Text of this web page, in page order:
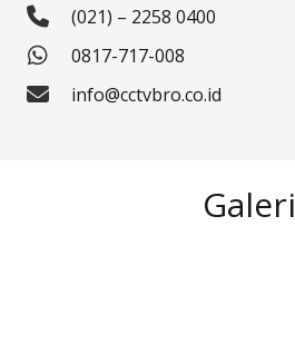
(021) – 2258 0400
0817-717-008
info@cctvbro.co.id
Galeri